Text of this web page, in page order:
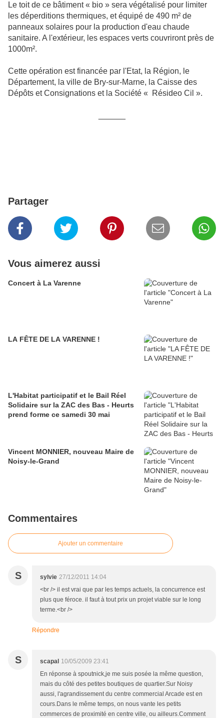
Le toit de ce bâtiment « bio » sera végétalisé pour limiter
les déperditions thermiques, et équipé de 490 m² de
panneaux solaires pour la production d'eau chaude
sanitaire. A l'extérieur, les espaces verts couvriront près de
1000m².
Cette opération est financée par l'Etat, la Région, le
Département, la ville de Bry-sur-Marne, la Caisse des
Dépôts et Consignations et la Société « Résideo Cil ».
Partager
Vous aimerez aussi
Concert à La Varenne
LA FÊTE DE LA VARENNE !
L'Habitat participatif et le Bail Réel
Solidaire sur la ZAC des Bas - Heurts
prend forme ce samedi 30 mai
Vincent MONNIER, nouveau Maire de
Noisy-le-Grand
Commentaires
Ajouter un commentaire
S sylvie 27/12/2011 14:04
<br /> il est vrai que par les temps actuels, la concurrence est
plus que féroce. il faut à tout prix un projet viable sur le long
terme.<br />
Répondre
S scapal 10/05/2009 23:41
En réponse à spoutnick,je me suis posée la même question,
mais du côté des petites boutiques de quartier.Sur Noisy
aussi, l'agrandissement du centre commercial Arcade est en
cours.Dans le même temps, on nous vante les petits
commerces de proximité en centre ville, ou ailleurs.Comment